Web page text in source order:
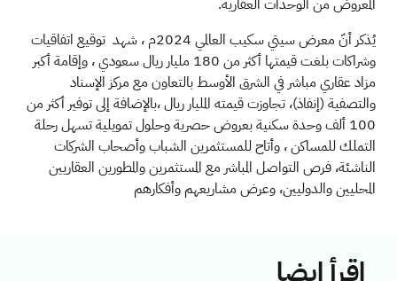
يُذكر أنّ معرض سيتي سكيب العالمي 2024م ، شهد توقيع اتفاقيات
وشراكات بلغت قيمتها أكثر من 180 مليار ريال سعودي ، وإقامة أكبر
مزاد عقاري مباشر في الشرق الأوسط بالتعاون مع مركز الإسناد
والتصفية (إنفاذ)، تجاوزت قيمته المليار ريال ،بالإضافة إلى توفير أكثر من
100 ألف وحدة سكنية بعروض حصرية وحلول تمويلية تسهل رحلة
التملك للمساكن ، وأتاح للمستثمرين الشباب وأصحاب الشركات
الناشئة، فرص التواصل المباشر مع المستثمرين والمطورين العقاريين
المحليين والدوليين، وعرض مشاريعهم وأفكارهم
اقرأ ايضا